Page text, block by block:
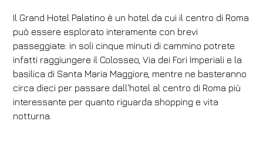
Il Grand Hotel Palatino è un hotel da cui il centro di Roma
può essere esplorato interamente con brevi
passeggiate: in soli cinque minuti di cammino potrete
infatti raggiungere il Colosseo, Via dei Fori Imperiali e la
basilica di Santa Maria Maggiore, mentre ne basteranno
circa dieci per passare dall'hotel al centro di Roma più
interessante per quanto riguarda shopping e vita
notturna.